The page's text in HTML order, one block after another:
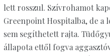
lett rosszul. Szívrohamot
Greenpoint Hospitalba, de a
sem segíthetett rajta.
állapota ettől fogva